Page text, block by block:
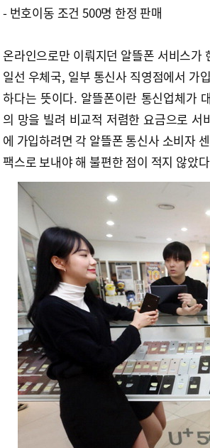
- 번호이동 조건 500명 한정 판매
온라인으로만 이뤄지던 알뜰폰 서비스가
일선 우체국, 일부 통신사 직영점에서 가
하다는 뜻이다. 알뜰폰이란 통신업체가
의 망을 빌려 비교적 저렴한 요금으로
에 가입하려면 각 알뜰폰 통신사 소비자
팩스로 보내야 해 불편한 점이 적지 않았